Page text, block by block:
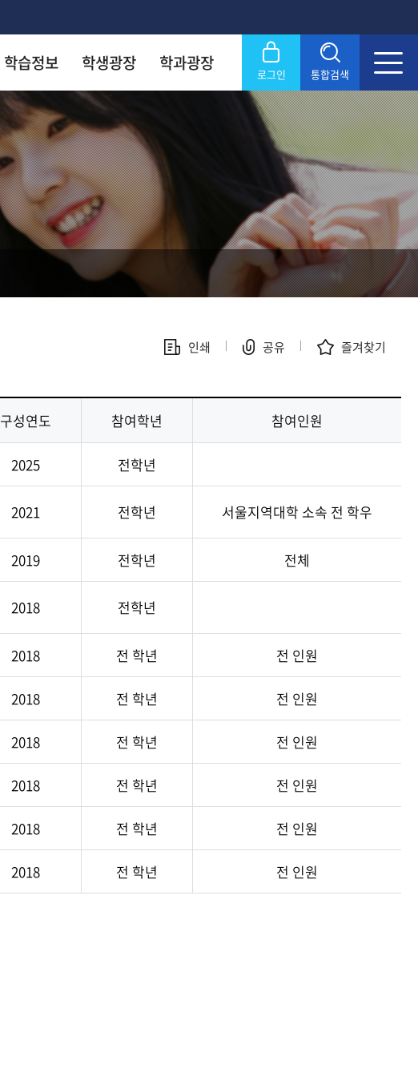
착한 등록금! 수준높은 4년제 국립대
KNOUSERVICE
착한 등록금! 수준높은 4년제 국립대
KNOUSERVICE
학습정보
착한 등록금! 수준높은 4년제 국립대
KNOUSERVICE
학생광장
착한 등록금! 수준높은 4년제 국립대
KNOUSERVICE
학과광장
착한 등록금! 수준높은 4년제 국립대
KNOUSERVICE
로그인 통합검색
닫기
인쇄 공유 즐겨찾기
현재 페이지를 즐겨찾는 메뉴로
구성연도 참여학년 참여인원
2025 전학년
2021 전학년 서울지역대학 소속 전 학우
2019 전학년 전체
2018 전학년
2018 전 학년 전 인원
2018 전 학년 전 인원
2018 전 학년 전 인원
2018 전 학년 전 인원
2018 전 학년 전 인원
2018 전 학년 전 인원